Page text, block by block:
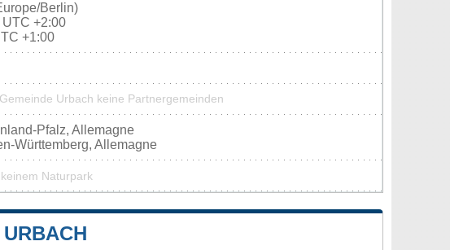
Berlin)
+2:00
+1:00
Urbach keine Partnergemeinden
Pfalz, Allemagne
Württemberg, Allemagne
Naturpark